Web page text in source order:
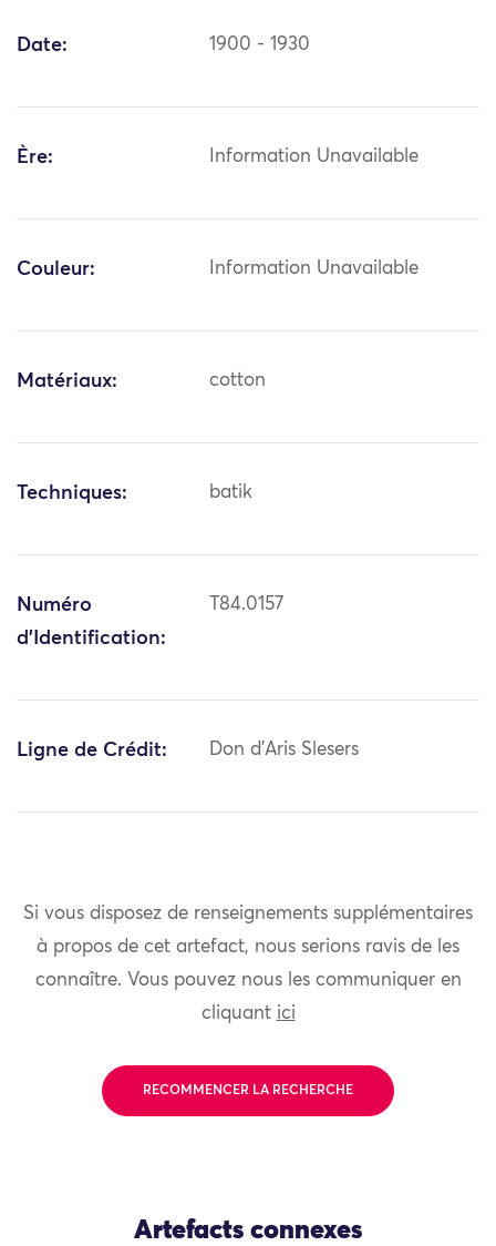
Date: 1900 - 1930
Ère: Information Unavailable
Couleur: Information Unavailable
Matériaux: cotton
Techniques: batik
Numéro
d'Identification:
T84.0157
Ligne de Crédit: Don d'Aris Slesers
Si vous disposez de renseignements supplémentaires
à propos de cet artefact, nous serions ravis de les
connaître. Vous pouvez nous les communiquer en
cliquant ici
RECOMMENCER LA RECHERCHE
Artefacts connexes